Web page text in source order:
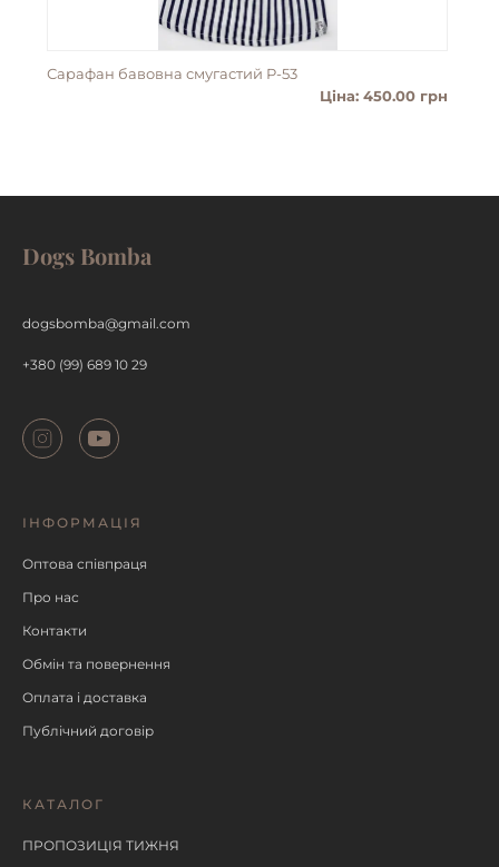
Сарафан бавовна смугастий P-53
Ціна: 450.00 грн
Dogs Bomba
dogsbomba@gmail.com
+380 (99) 689 10 29
ІНФОРМАЦІЯ
Оптова співпраця
Про нас
Контакти
Обмін та повернення
Оплата і доставка
Публічний договір
КАТАЛОГ
ПРОПОЗИЦІЯ ТИЖНЯ